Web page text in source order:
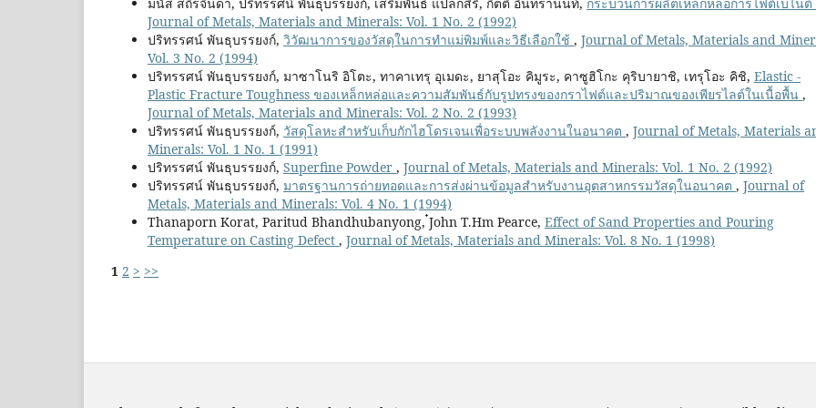
Journal of Metals, Materials and Minerals: Vol. 1 No. 2 (1992)
ปริทรรศน์ พันธุบรรยงก์, วิวัฒนาการของวัสดุในการทำแม่พิมพ์และวิธีเลือกใช้ , Journal of Metals, Materials and
Vol. 3 No. 2 (1994)
ปริทรรศน์ พันธุบรรยงก์, มาซาโนริ อิโตะ, ทาคาเทรุ อุเมดะ, ยาสุโอะ คิมูระ, คาซูฮิโกะ คุริบายาชิ, เทรุโอะ คิชิ, Elastic -
Plastic Fracture Toughness ของเหล็กหล่อและความสัมพันธ์กับรูปทรงของกราไฟต์และปริมาณของเพียรไลต์ในเนื้อพื้น ,
Journal of Metals, Materials and Minerals: Vol. 2 No. 2 (1993)
ปริทรรศน์ พันธุบรรยงก์, วัสดุโลหะสำหรับเก็บกักไฮโดรเจนเพื่อระบบพลังงานในอนาคต , Journal of Metals, Materials
Minerals: Vol. 1 No. 1 (1991)
ปริทรรศน์ พันธุบรรยงก์, Superfine Powder , Journal of Metals, Materials and Minerals: Vol. 1 No. 2 (1992)
ปริทรรศน์ พันธุบรรยงก์, มาตรฐานการถ่ายทอดและการส่งผ่านข้อมูลสำหรับงานอุตสาหกรรมวัสดุในอนาคต , Journal of
Metals, Materials and Minerals: Vol. 4 No. 1 (1994)
Thanaporn Korat, Paritud Bhandhubanyong, ๋John T.Hm Pearce, Effect of Sand Properties and Pouring
Temperature on Casting Defect , Journal of Metals, Materials and Minerals: Vol. 8 No. 1 (1998)
1 2 > >>